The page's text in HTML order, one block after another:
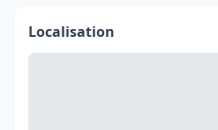
Localisation